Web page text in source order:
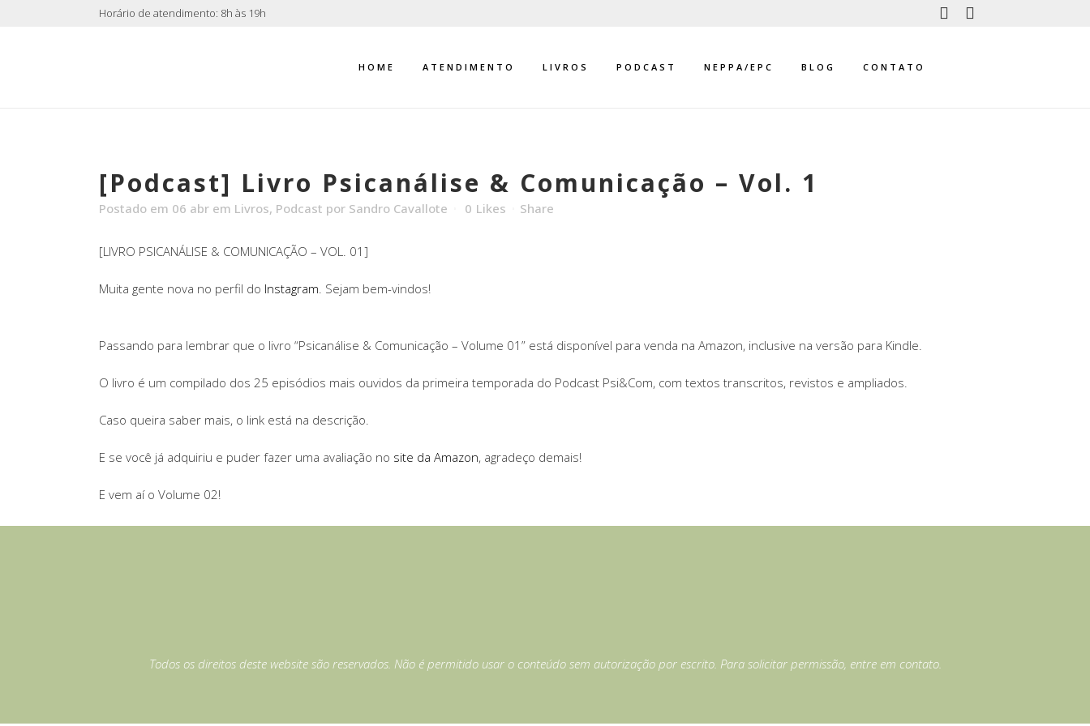
Horário de atendimento: 8h às 19h
HOME ATENDIMENTO LIVROS PODCAST NEPPA/EPC BLOG CONTATO
[Podcast] Livro Psicanálise & Comunicação – Vol. 1
Postado em 06 abr em Livros, Podcast por Sandro Cavallote 0 Likes Share
[LIVRO PSICANÁLISE & COMUNICAÇÃO – VOL. 01]
Muita gente nova no perfil do Instagram. Sejam bem-vindos!
Passando para lembrar que o livro “Psicanálise & Comunicação – Volume 01” está disponível para venda na Amazon, inclusive na versão para Kindle.
O livro é um compilado dos 25 episódios mais ouvidos da primeira temporada do Podcast Psi&Com, com textos transcritos, revistos e ampliados.
Caso queira saber mais, o link está na descrição.
E se você já adquiriu e puder fazer uma avaliação no site da Amazon, agradeço demais!
E vem aí o Volume 02!
Todos os direitos deste website são reservados. Não é permitido usar o conteúdo sem autorização por escrito. Para solicitar permissão, entre em contato.